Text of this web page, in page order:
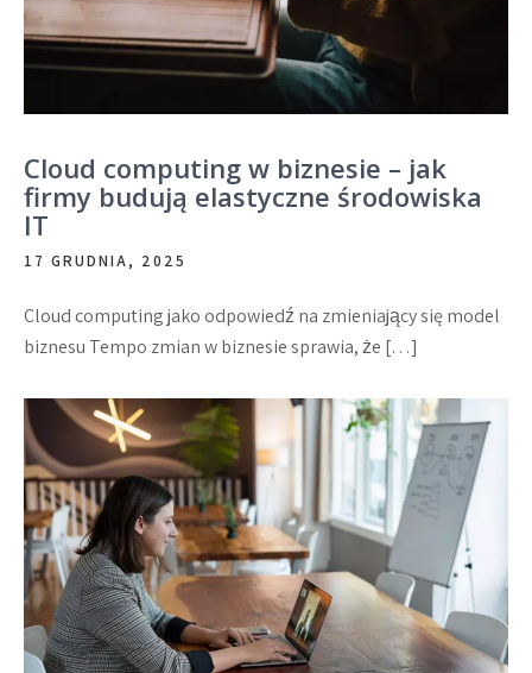
Cloud computing w biznesie – jak
firmy budują elastyczne środowiska
IT
17 GRUDNIA, 2025
Cloud computing jako odpowiedź na zmieniający się model
biznesu Tempo zmian w biznesie sprawia, że […]